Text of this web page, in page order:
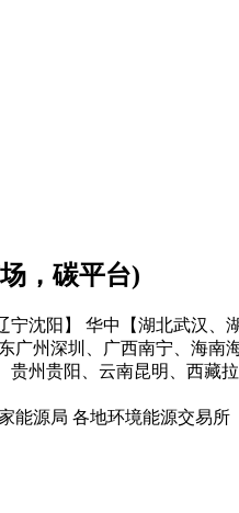
，碳平台)
沈阳】
华中【湖北武汉、
广州深圳、广西南宁、海南海
州贵阳、云南昆明、西藏拉
能源局 各地环境能源交易所